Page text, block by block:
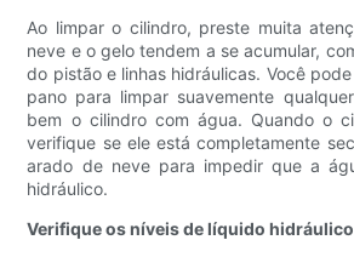
Ao limpar o cilindro, preste muita
neve e o gelo tendem a se acumular,
do pistão e linhas hidráulicas. Você
pano para limpar suavemente
bem o cilindro com água. Quando o
verifique se ele está completamente
arado de neve para impedir que a
hidráulico.
Verifique os níveis de líquido hidráulico